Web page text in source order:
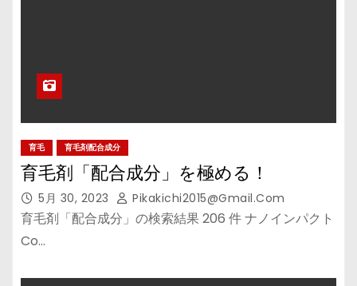
育毛 育毛剤配合成分
育毛剤「配合成分」を極める！
5月 30, 2023 Pikakichi2015@gmail.com
育毛剤「配合成分」の検索結果 206 件 ナノインパクト
Co…